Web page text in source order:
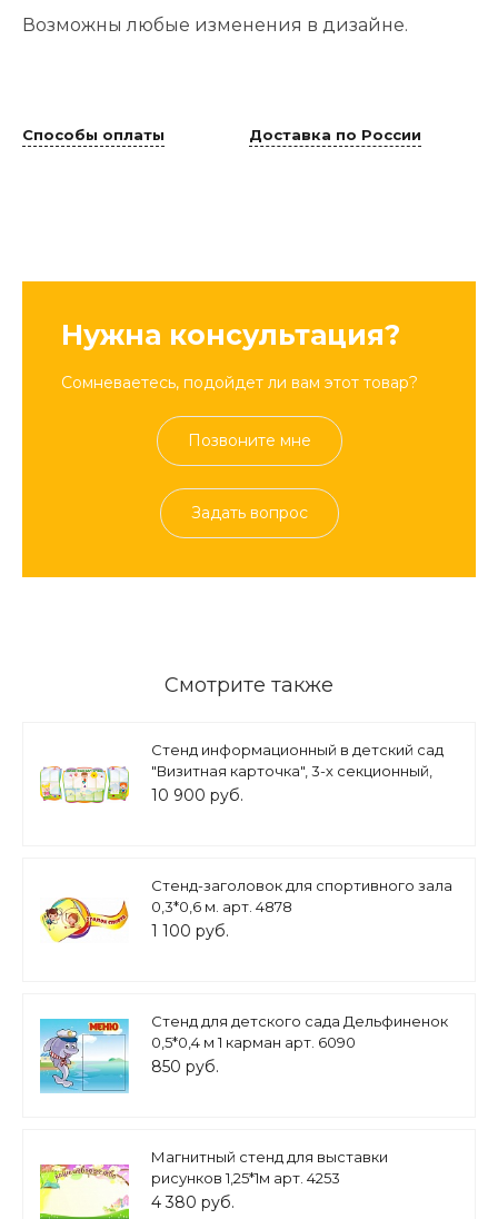
Возможны любые изменения в дизайне.
Способы оплаты Доставка по России
Нужна консультация?
Сомневаетесь, подойдет ли вам этот товар?
Позвоните мне
Задать вопрос
Смотрите также
Стенд информационный в детский сад
"Визитная карточка", 3-х секционный,
арт. ДС3279
10 900 руб.
Стенд-заголовок для спортивного зала
0,3*0,6 м. арт. 4878
1 100 руб.
Стенд для детского сада Дельфиненок
0,5*0,4 м 1 карман арт. 6090
850 руб.
Магнитный стенд для выставки
рисунков 1,25*1м арт. 4253
4 380 руб.